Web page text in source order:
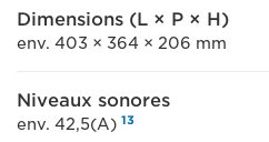
Dimensions (L × P × H)
env. 403 × 364 × 206 mm
Niveaux sonores
env. 42,5(A) 13